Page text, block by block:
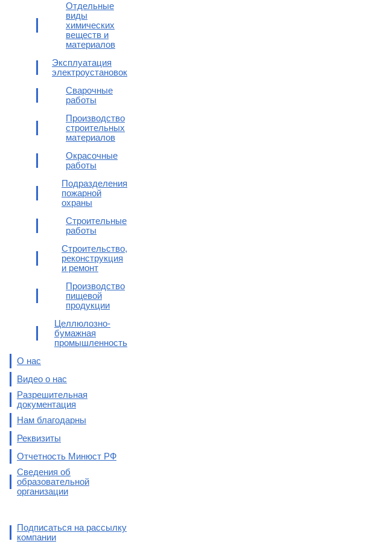
Отдельные
виды
химических
веществ и
материалов
Эксплуатация
электроустановок
Сварочные
работы
Производство
строительных
материалов
Окрасочные
работы
Подразделения
пожарной
охраны
Строительные
работы
Строительство,
реконструкция
и ремонт
Производство
пищевой
продукции
Целлюлозно-
бумажная
промышленность
О нас
Видео о нас
Разрешительная
документация
Нам благодарны
Реквизиты
Отчетность Минюст РФ
Сведения об
образовательной
организации
Подписаться на рассылку
компании